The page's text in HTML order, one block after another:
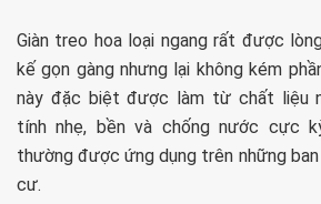
Giàn treo hoa loại ngang rất được
kế gọn gàng nhưng lại không kém
này đặc biệt được làm từ chất liệu
tính nhẹ, bền và chống nước cực
thường được ứng dụng trên những ban
cư.